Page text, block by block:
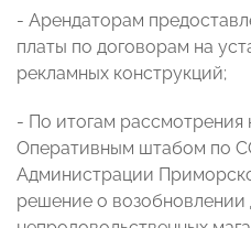
- Арендаторам
платы по договорам на
рекламных конструкций;
- По итогам
Оперативным штабом по
Администрации
решение о возобновлении